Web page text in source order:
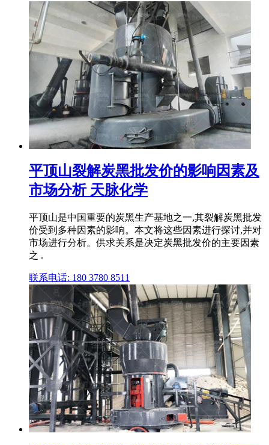
平顶山裂解炭黑批发价的影响因素及
市场分析 天脉化学
平顶山是中国重要的炭黑生产基地之一,其裂解炭黑批发
价受到多种因素的影响。本文将这些因素进行探讨,并对
市场进行分析。供求关系是决定炭黑批发价的主要因素
之 .
联系电话: 180 3780 8511